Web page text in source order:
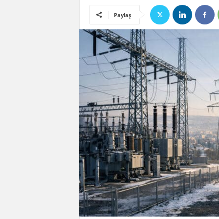
Paylaş